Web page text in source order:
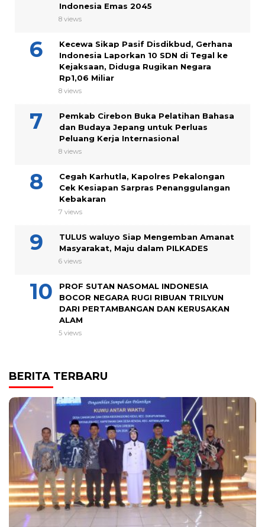
Indonesia Emas 2045
8 views
Kecewa Sikap Pasif Disdikbud, Gerhana
Indonesia Laporkan 10 SDN di Tegal ke
Kejaksaan, Diduga Rugikan Negara
Rp1,06 Miliar
8 views
Pemkab Cirebon Buka Pelatihan Bahasa
dan Budaya Jepang untuk Perluas
Peluang Kerja Internasional
8 views
Cegah Karhutla, Kapolres Pekalongan
Cek Kesiapan Sarpras Penanggulangan
Kebakaran
7 views
TULUS waluyo Siap Mengemban Amanat
Masyarakat, Maju dalam PILKADES
6 views
PROF SUTAN NASOMAL INDONESIA
BOCOR NEGARA RUGI RIBUAN TRILYUN
DARI PERTAMBANGAN DAN KERUSAKAN
ALAM
5 views
BERITA TERBARU